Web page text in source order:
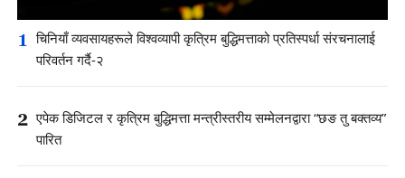
1 चिनियाँ व्यवसायहरूले विश्वव्यापी कृत्रिम बुद्धिमत्ताको प्रतिस्पर्धा संरचनालाई
परिवर्तन गर्दै-२
2 एपेक डिजिटल र कृत्रिम बुद्धिमत्ता मन्त्रीस्तरीय सम्मेलनद्वारा “छङ तु बक्तव्य”
पारित